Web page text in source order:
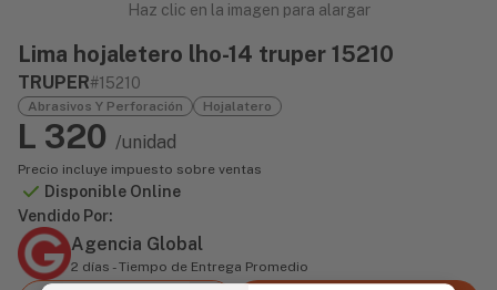
Haz clic en la imagen para alargar
Lima hojaletero lho-14 truper 15210
TRUPER#15210
Abrasivos Y Perforación Hojalatero
L 320 /unidad
Precio incluye impuesto sobre ventas
Disponible Online
Vendido Por:
Agencia Global
2 días - Tiempo de Entrega Promedio